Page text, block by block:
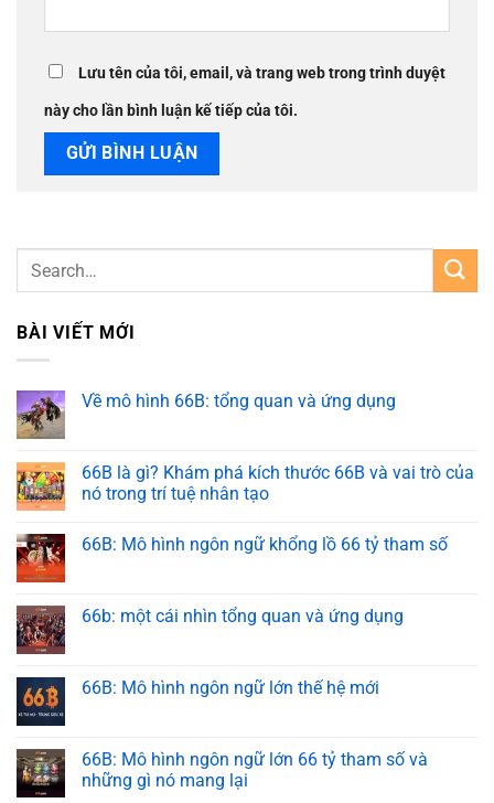
Lưu tên của tôi, email, và trang web trong trình duyệt
này cho lần bình luận kế tiếp của tôi.
BÀI VIẾT MỚI
Về mô hình 66B: tổng quan và ứng dụng
66B là gì? Khám phá kích thước 66B và vai trò của
nó trong trí tuệ nhân tạo
66B: Mô hình ngôn ngữ khổng lồ 66 tỷ tham số
66b: một cái nhìn tổng quan và ứng dụng
66B: Mô hình ngôn ngữ lớn thế hệ mới
66B: Mô hình ngôn ngữ lớn 66 tỷ tham số và
những gì nó mang lại